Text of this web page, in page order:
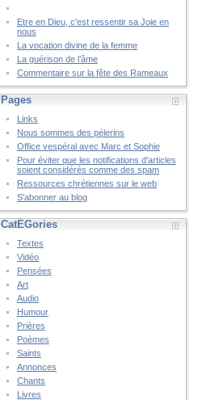
Etre en Dieu, c'est ressentir sa Joie en
nous
La vocation divine de la femme
La guérison de l’âme
Commentaire sur la fête des Rameaux
Pages
Links
Nous sommes des pélerins
Office vespéral avec Marc et Sophie
Pour éviter que les notifications d'articles
soient considérés comme des spam
Ressources chrétiennes sur le web
S'abonner au blog
CatÉGories
Textes
Vidéo
Pensées
Art
Audio
Humour
Prières
Poèmes
Saints
Annonces
Chants
Livres